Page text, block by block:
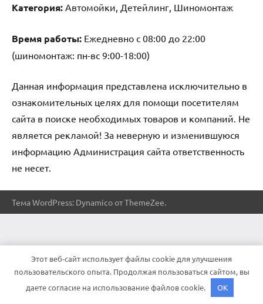
Категория: Автомойки, Детейлинг, Шиномонтаж
Время работы: Ежедневно с 08:00 до 22:00
(шиномонтаж: пн-вс 9:00-18:00)
Данная информация представлена исключительно в
ознакомительных целях для помощи посетителям
сайта в поиске необходимых товаров и компаний. Не
является рекламой! За неверную и изменившуюся
информацию Администрация сайта ответственность
не несет.
Тема WordPress: Dynamico от ThemeZee.
Этот веб-сайт использует файлы cookie для улучшения
пользовательского опыта. Продолжая пользоваться сайтом, вы
даете согласие на использование файлов cookie.
OK